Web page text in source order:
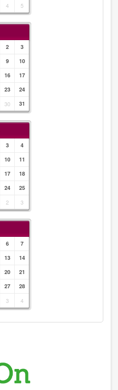
4 5
2
3
9
10
16
17
23
24
30 31
3
4
10
11
17
18
24
25
2 3
6
7
13
14
20
21
27
28
3 4